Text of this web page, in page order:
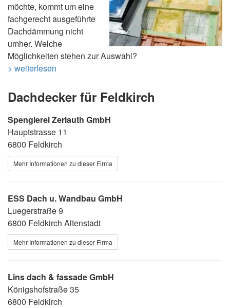
möchte, kommt um eine
fachgerecht ausgeführte
Dachdämmung nicht
umher. Welche
Möglichkeiten stehen zur Auswahl?
> weiterlesen
Dachdecker für Feldkirch
Spenglerei Zerlauth GmbH
Hauptstrasse 11
6800 Feldkirch
Mehr Informationen zu dieser Firma
ESS Dach u. Wandbau GmbH
Luegerstraße 9
6800 Feldkirch Altenstadt
Mehr Informationen zu dieser Firma
Lins dach & fassade GmbH
Königshofstraße 35
6800 Feldkirch